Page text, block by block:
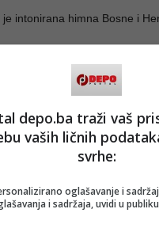
intonirana himna Bosne i
putem društvenih mreža
depo.ba traži vaš
vaših ličnih
svrhe:
oglašavanje i
i sadržaja, uvidi u